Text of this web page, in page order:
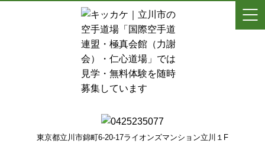
東京都立川市錦町6-20-17ライオンズマンション立川１F